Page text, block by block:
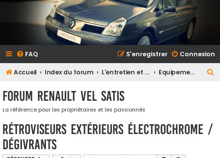
FAQ Connexion
S’enregistrer
Accueil Index du forum L'entretien et la maintenance Equipements multimedia et électricité
Forum Renault VEL SATIS
La référence pour les propriétaires et les passionnés
Rétroviseurs extérieurs électrochrome /
dégivrants